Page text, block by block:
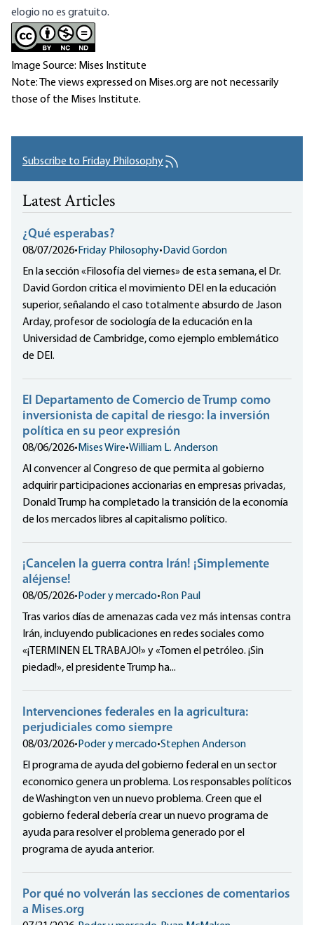
elogio no es gratuito.
Image Source: Mises Institute
Note: The views expressed on Mises.org are not necessarily
those of the Mises Institute.
Subscribe to Friday Philosophy
Latest Articles
¿Qué esperabas?
08/07/2026• Friday Philosophy• David Gordon
En la sección «Filosofía del viernes» de esta semana, el Dr.
David Gordon critica el movimiento DEI en la educación
superior, señalando el caso totalmente absurdo de Jason
Arday, profesor de sociología de la educación en la
Universidad de Cambridge, como ejemplo emblemático
de DEI.
El Departamento de Comercio de Trump como
inversionista de capital de riesgo: la inversión
política en su peor expresión
08/06/2026• Mises Wire•William L. Anderson
Al convencer al Congreso de que permita al gobierno
adquirir participaciones accionarias en empresas privadas,
Donald Trump ha completado la transición de la economía
de los mercados libres al capitalismo político.
¡Cancelen la guerra contra Irán! ¡Simplemente
aléjense!
08/05/2026• Poder y mercado• Ron Paul
Tras varios días de amenazas cada vez más intensas contra
Irán, incluyendo publicaciones en redes sociales como
«¡TERMINEN EL TRABAJO!» y «Tomen el petróleo. ¡Sin
piedad!», el presidente Trump ha...
Intervenciones federales en la agricultura:
perjudiciales como siempre
08/03/2026• Poder y mercado•Stephen Anderson
El programa de ayuda del gobierno federal en un sector
economico genera un problema. Los responsables políticos
de Washington ven un nuevo problema. Creen que el
gobierno federal debería crear un nuevo programa de
ayuda para resolver el problema generado por el
programa de ayuda anterior.
Por qué no volverán las secciones de comentarios
a Mises.org